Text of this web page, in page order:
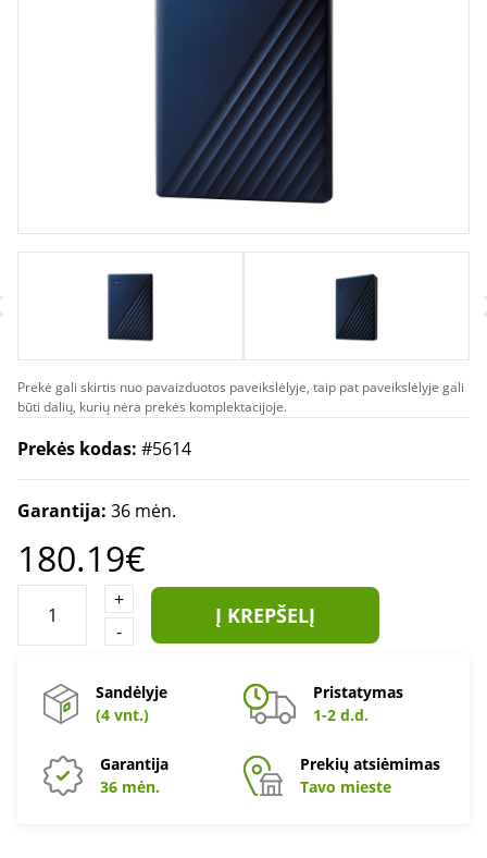
Prekė gali skirtis nuo pavaizduotos paveikslėlyje, taip pat paveikslėlyje gali
būti dalių, kurių nėra prekės komplektacijoje.
Prekės kodas: #5614
Garantija: 36 mėn.
180.19€
+
-
Į KREPŠELĮ
Sandėlyje
(4 vnt.)
Pristatymas
1-2 d.d.
Garantija
36 mėn.
Prekių atsiėmimas
Tavo mieste